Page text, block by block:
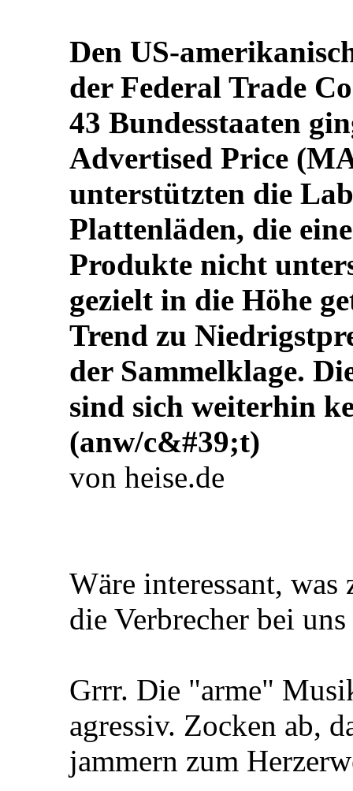
Den US-
der Federal Trade
43 Bundesstaaten
Advertised Price
unterstützten die
Plattenläden, die
Produkte nicht
gezielt in die Höhe
Trend zu
der Sammelklage.
sind sich weiterhin
(anw/c&#39;t)
von heise.de
Wäre interessant,
die Verbrecher bei
Grrr. Die "arme"
agressiv. Zocken ab,
jammern zum